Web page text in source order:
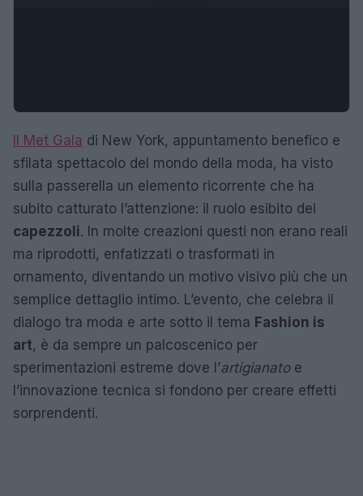
Il Met Gala di New York, appuntamento benefico e
sfilata spettacolo del mondo della moda, ha visto
sulla passerella un elemento ricorrente che ha
subito catturato l’attenzione: il ruolo esibito dei
capezzoli. In molte creazioni questi non erano reali
ma riprodotti, enfatizzati o trasformati in
ornamento, diventando un motivo visivo più che un
semplice dettaglio intimo. L’evento, che celebra il
dialogo tra moda e arte sotto il tema Fashion is
art, è da sempre un palcoscenico per
sperimentazioni estreme dove l’artigianatoe
l’innovazione tecnica si fondono per creare effetti
sorprendenti.